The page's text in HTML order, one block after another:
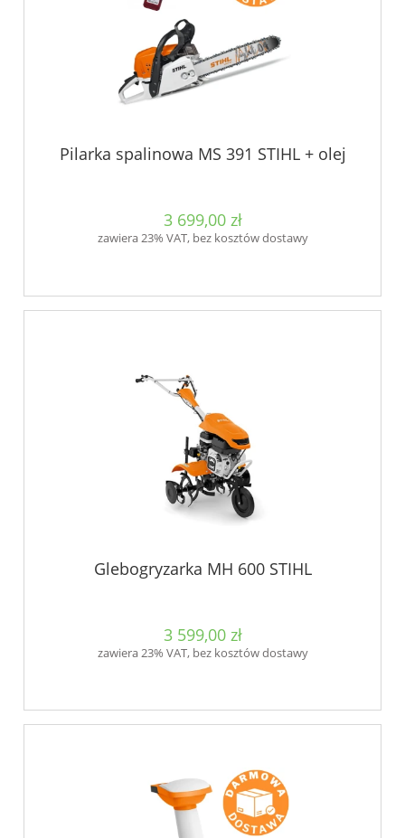
Pilarka spalinowa MS 391 STIHL + olej
3 699,00 zł
zawiera 23% VAT, bez kosztów dostawy
Glebogryzarka MH 600 STIHL
3 599,00 zł
zawiera 23% VAT, bez kosztów dostawy